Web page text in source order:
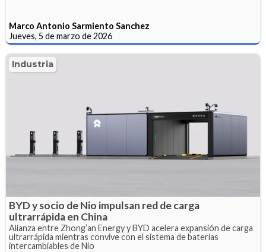
Marco Antonio Sarmiento Sanchez
Jueves, 5 de marzo de 2026
Industria
BYD y socio de Nio impulsan red de carga
ultrarrápida en China
Alianza entre Zhong’an Energy y BYD acelera expansión de carga
ultrarrápida mientras convive con el sistema de baterías
intercambiables de Nio